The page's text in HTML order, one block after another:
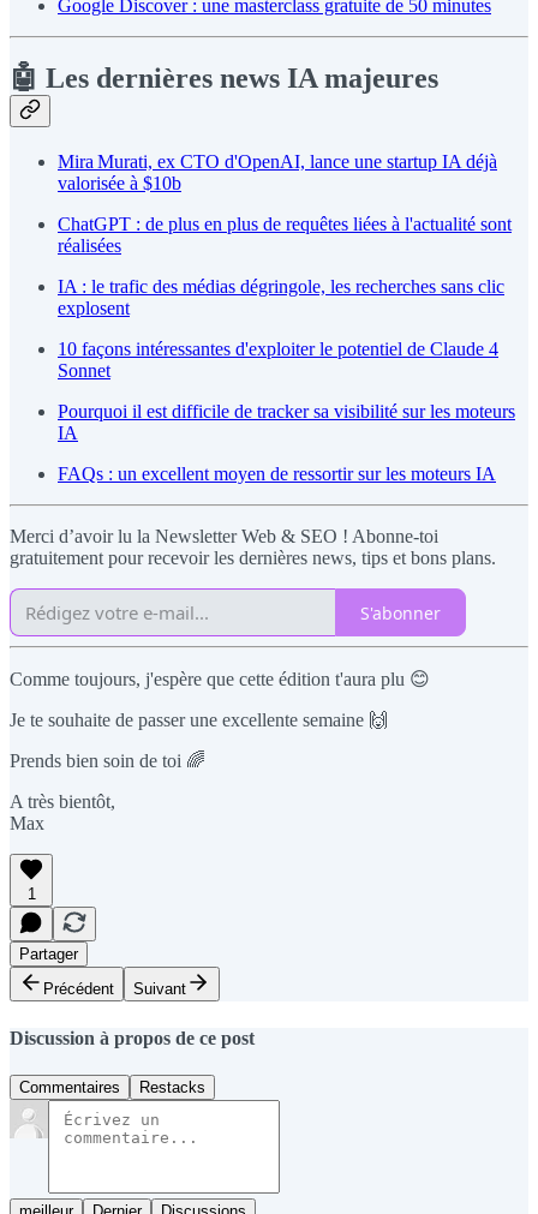
Google Discover : une masterclass gratuite de 50 minutes
🤖 Les dernières news IA majeures
Mira Murati, ex CTO d'OpenAI, lance une startup IA déjà
valorisée à $10b
ChatGPT : de plus en plus de requêtes liées à l'actualité sont
réalisées
IA : le trafic des médias dégringole, les recherches sans clic
explosent
10 façons intéressantes d'exploiter le potentiel de Claude 4
Sonnet
Pourquoi il est difficile de tracker sa visibilité sur les moteurs
IA
FAQs : un excellent moyen de ressortir sur les moteurs IA
Merci d’avoir lu la Newsletter Web & SEO ! Abonne-toi
gratuitement pour recevoir les dernières news, tips et bons plans.
S'abonner
Comme toujours, j'espère que cette édition t'aura plu 😊
Je te souhaite de passer une excellente semaine 🙌
Prends bien soin de toi 🌈
A très bientôt,
Max
1
Partager
Précédent
Suivant
Discussion à propos de ce post
Commentaires Restacks